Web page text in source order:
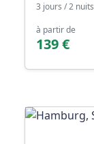
3 jours / 2 nuits
à partir de
139 €